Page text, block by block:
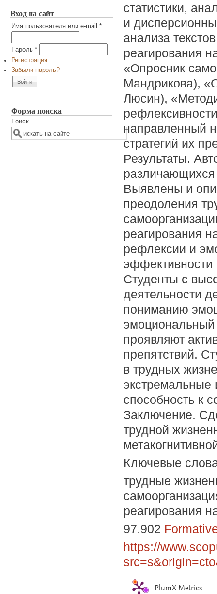
Вход на сайт
Имя пользователя или e-mail *
Пароль *
Регистрация
Забыли пароль?
Форма поиска
Поиск
статистики,
и
анализа
реагирования
«Опросник
Мандрикова),
Люсин),
направленный
стратегий их
Результаты.
различающихся
Выявлены и
преодоления
реагирования
рефлексии и
эффективности
Студенты с
деятельности
пониманию
эмоциональный
проявляют
препятствий.
в трудных
экстремальные
способность к
Заключение.
трудной
Ключевые
трудные
реагирования
97.902
https://
PlumX Metrics